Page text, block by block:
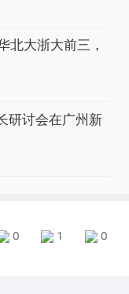
北大浙大前三，
研讨会在广州新
0 1 0